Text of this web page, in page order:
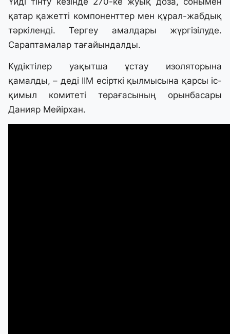
қатар қажетті компоненттер мен құрал-жабдық
тәркіленді. Тергеу амалдары жүргізілуде.
Сараптамалар тағайындалды.
Күдіктілер уақытша ұстау изоляторына
қамалды, – деді ІІМ есірткі қылмысына қарсы іс-
қимыл комитеті төрағасының орынбасары
Данияр Мейірхан.